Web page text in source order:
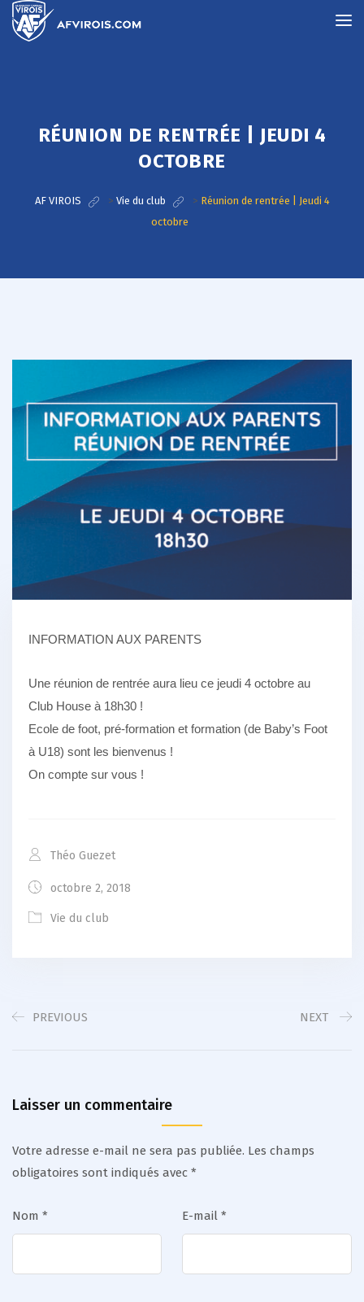
RÉUNION DE RENTRÉE | JEUDI 4
OCTOBRE
AF VIROIS > Vie du club > Réunion de rentrée | Jeudi 4
octobre
INFORMATION AUX PARENTS
Une réunion de rentrée aura lieu ce jeudi 4 octobre au
Club House à 18h30 !
Ecole de foot, pré-formation et formation (de Baby’s Foot
à U18) sont les bienvenus !
On compte sur vous !
Théo Guezet
octobre 2, 2018
Vie du club
PREVIOUS NEXT
Laisser un commentaire
Votre adresse e-mail ne sera pas publiée. Les champs
obligatoires sont indiqués avec *
Nom * E-mail *